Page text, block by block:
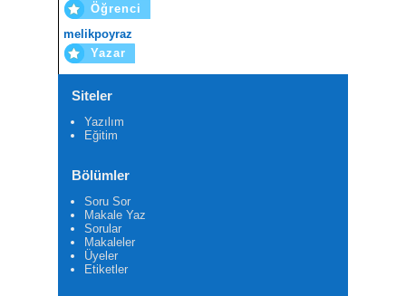
Öğrenci
melikpoyraz
Yazar
Siteler
Yazılım
Eğitim
Bölümler
Soru Sor
Makale Yaz
Sorular
Makaleler
Üyeler
Etiketler